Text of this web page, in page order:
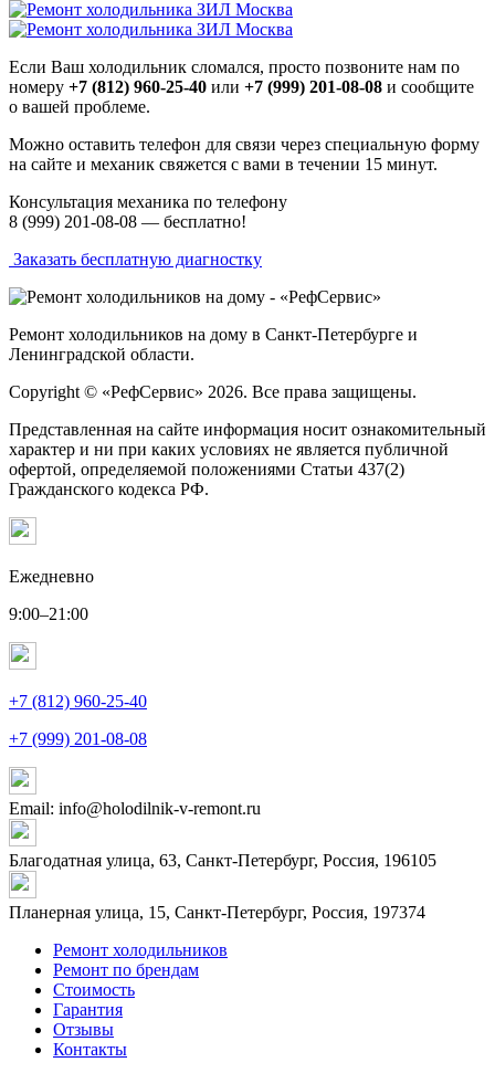
Если Ваш холодильник сломался, просто позвоните нам по
номеру +7 (812) 960-25-40 или +7 (999) 201-08-08 и сообщите
о вашей проблеме.
Можно оставить телефон для связи через специальную форму
на сайте и механик свяжется с вами в течении 15 минут.
Консультация механика по телефону
8 (999) 201-08-08 — бесплатно!
Заказать бесплатную диагностку
Ремонт холодильников на дому в Санкт-Петербурге и
Ленинградской области.
Copyright © «РефСервис» 2026. Все права защищены.
Представленная на сайте информация носит ознакомительный
характер и ни при каких условиях не является публичной
офертой, определяемой положениями Статьи 437(2)
Гражданского кодекса РФ.
Ежедневно
9:00–21:00
+7 (812) 960-25-40
+7 (999) 201-08-08
Email: info@holodilnik-v-remont.ru
Благодатная улица, 63, Санкт-Петербург, Россия, 196105
Планерная улица, 15, Санкт-Петербург, Россия, 197374
Ремонт холодильников
Ремонт по брендам
Стоимость
Гарантия
Отзывы
Контакты